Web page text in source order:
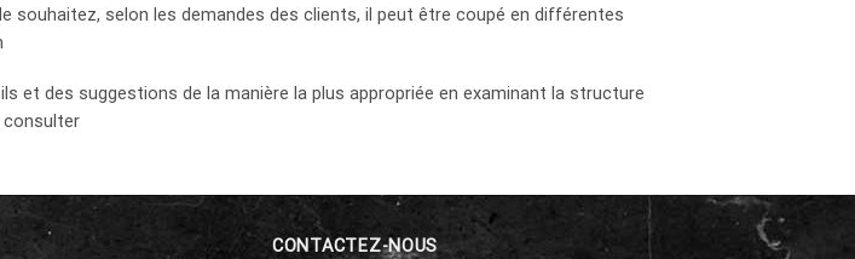
souhaitez, selon les demandes des clients, il peut être coupé en différentes
et des suggestions de la manière la plus appropriée en examinant la structure
consulter
CONTACTEZ-NOUS